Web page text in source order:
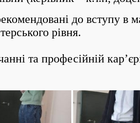
до вступу в
рівня.
та професійній